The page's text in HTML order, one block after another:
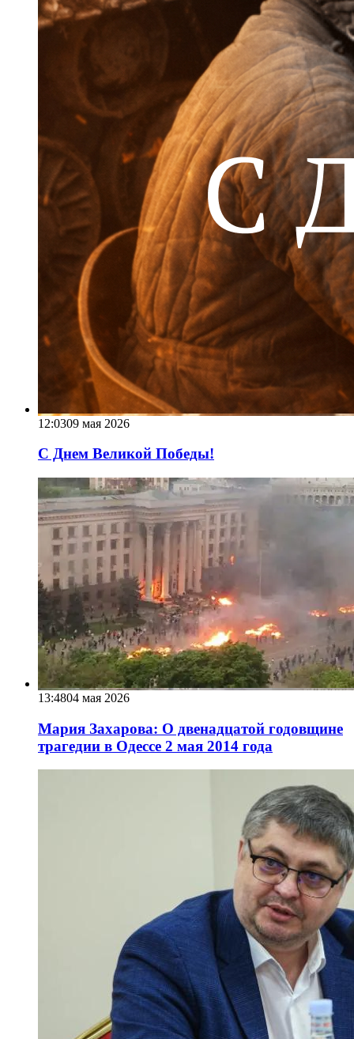
12:0309 мая 2026
С Днем Великой Победы!
13:4804 мая 2026
Мария Захарова: О двенадцатой годовщине
трагедии в Одессе 2 мая 2014 года